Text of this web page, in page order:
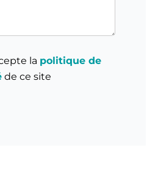
la politique de
de ce site